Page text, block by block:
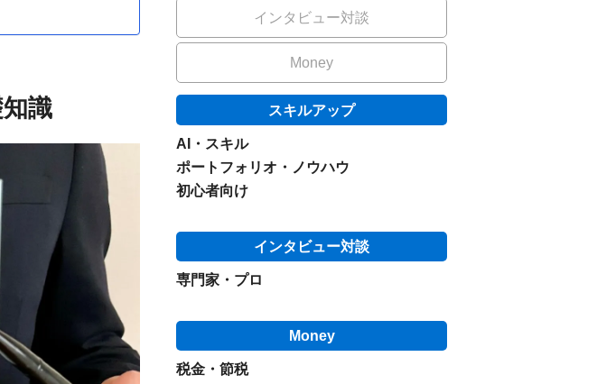
識
インタビュー対談
Money
スキルアップ
AI・スキル
ポートフォリオ・ノウハウ
初心者向け
インタビュー対談
専門家・プロ
Money
税金・節税